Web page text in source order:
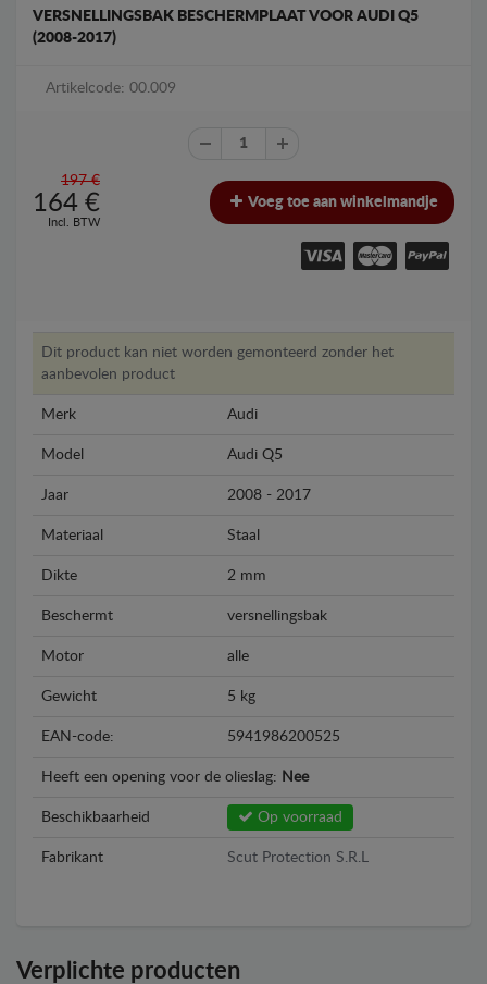
VERSNELLINGSBAK BESCHERMPLAAT VOOR AUDI Q5
(2008-2017)
Artikelcode: 00.009
197 €
164 €
Incl. BTW
Voeg toe aan winkelmandje
Dit product kan niet worden gemonteerd zonder het
aanbevolen product
Merk Audi
Model Audi Q5
Jaar 2008 - 2017
Materiaal Staal
Dikte 2 mm
Beschermt versnellingsbak
Motor alle
Gewicht 5 kg
EAN-code: 5941986200525
Heeft een opening voor de olieslag: Nee
Beschikbaarheid Op voorraad
Fabrikant Scut Protection S.R.L
Verplichte producten